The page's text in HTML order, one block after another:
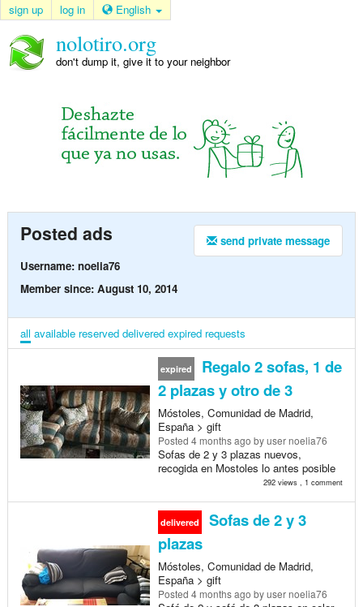
sign up log in English
nolotiro.org
don't dump it, give it to your neighbor
send private message
Posted ads
Username: noelia76
Member since: August 10, 2014
all available reserved delivered expired requests
expired
Regalo 2 sofas, 1 de
2 plazas y otro de 3
Móstoles, Comunidad de Madrid,
España > gift
Posted 4 months ago by user noelia76
Sofas de 2 y 3 plazas nuevos,
recogida en Mostoles lo antes posible
292 views , 1 comment
delivered
Sofas de 2 y 3
plazas
Móstoles, Comunidad de Madrid,
España > gift
Posted 4 months ago by user noelia76